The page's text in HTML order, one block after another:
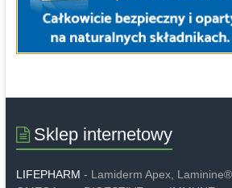
Sklep internetowy
LIFEPHARM - Lamiderm Apex,